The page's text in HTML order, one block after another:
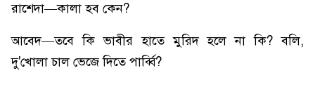
রাশেদা—কালা হব কেন?
আবেদ—তবে কি ভাবীর হাতে মুরিদ হলে না কি? বলি,
দু'খোলা চাল ভেজে দিতে পার্ব্বি?